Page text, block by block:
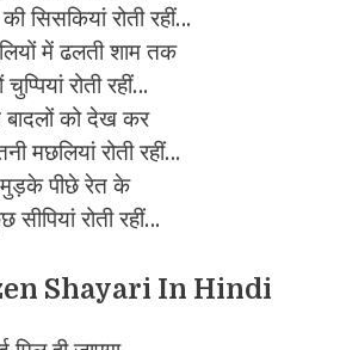
सिसकियां रोती रहीं…
में ढलती शाम तक
रोती रहीं…
को देख कर
मछलियां रोती रहीं…
पीछे रेत के
रोती रहीं…
Shayari In Hindi